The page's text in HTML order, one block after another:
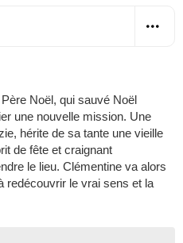
Noël, qui sauvé Noël
une nouvelle mission. Une
hérite de sa tante une vieille
de fête et craignant
le lieu. Clémentine va alors
redécouvrir le vrai sens et la